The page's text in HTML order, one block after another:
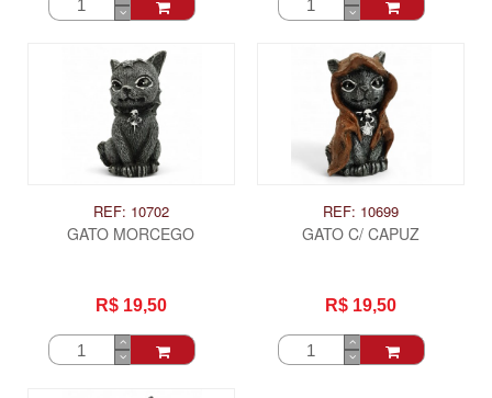
REF: 10702
GATO MORCEGO
R$ 19,50
REF: 10699
GATO C/ CAPUZ
R$ 19,50